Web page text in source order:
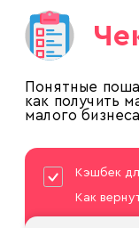
Понятные
как получить
малого
Кэшбек
Как